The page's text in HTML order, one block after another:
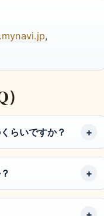
,
らいですか？